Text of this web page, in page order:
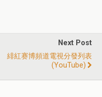
Next Post
緋紅赛博頻道電視分發列表
(YouTube)